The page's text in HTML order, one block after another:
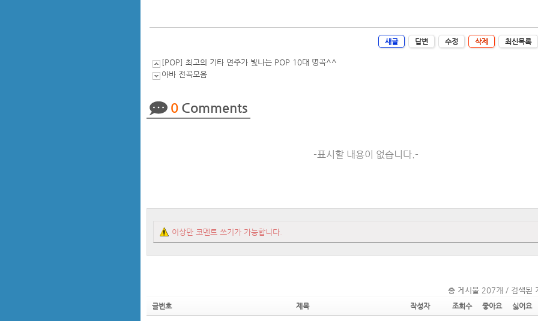
새글 답변 수정 삭제 최신목록
[POP] 최고의 기타 연주가 빛나는 POP 10대 명곡^^
아바 전곡모음
0 Comments
-표시할 내용이 없습니다.-
이상만 코멘트 쓰기가 가능합니다.
총 게시물 207개 / 검색된
글번호 제목 작성자 조회수 좋아요 싫어요